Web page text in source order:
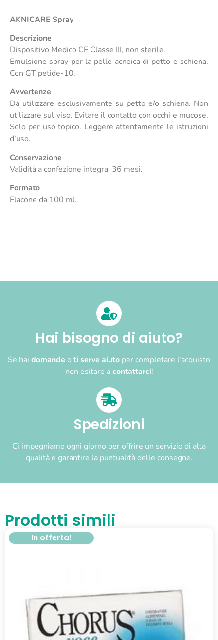
AKNICARE Spray
Descrizione
Dispositivo Medico CE Classe III, non sterile.
Emulsione spray per la pelle acneica di petto e schiena.
Con GT petide-10.
Avvertenze
Da utilizzare esclusivamente su petto e/o schiena. Non
utilizzare sul viso. Evitare il contatto con occhi e mucose.
Solo per uso topico. Leggere attentamente le istruzioni
d’uso.
Conservazione
Validità a confezione integra: 36 mesi.
Formato
Flacone da 100 ml.
Hai bisogno di aiuto?
Se hai domande o ti serve aiuto per completare l'acquisto
non esitare acontattarci!
Spedizioni
Ci impegniamo ogni giorno per offrire un servizio di alta
qualità e garantire la puntualità delle consegne.
Prodotti simili
In offerta!